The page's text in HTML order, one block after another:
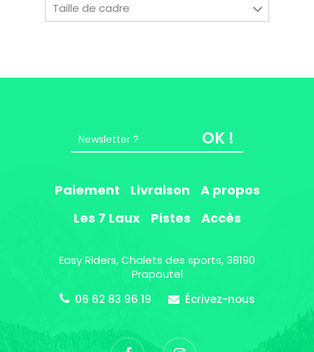
Taille de cadre
OK !
Paiement Livraison
A propos
Les 7 Laux
Pistes Accès
Easy Riders, Chalets des sports, 38190
Prapoutel
06 62 83 96 19
Écrivez-nous
Chalets des sports